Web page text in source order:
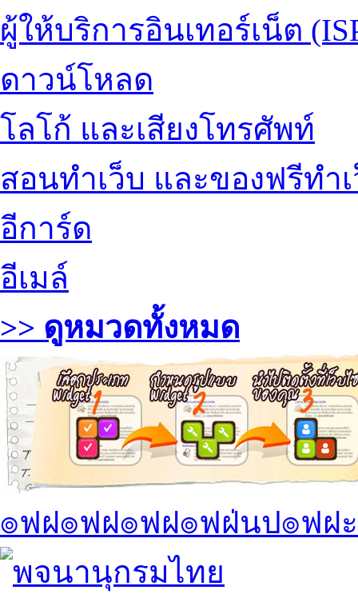
ผู้ให้บริการอินเทอร์เน็ต
ดาวน์โหลด
โลโก้ และเสียงโทรศัพท์
สอนทำเว็บ และของฟรีทำ
อีการ์ด
อีเมล์
>> ดูหมวดทั้งหมด
๏ฟฝ๏ฟฝ๏ฟฝ๏ฟฝ่นป๏ฟฝ